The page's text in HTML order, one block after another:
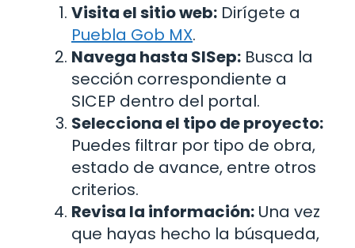
Visita el sitio web: Dirígete a
Puebla Gob MX.
Navega hasta SISep: Busca la
sección correspondiente a
SICEP dentro del portal.
Selecciona el tipo de proyecto:
Puedes filtrar por tipo de obra,
estado de avance, entre otros
criterios.
Revisa la información: Una vez
que hayas hecho la búsqueda,